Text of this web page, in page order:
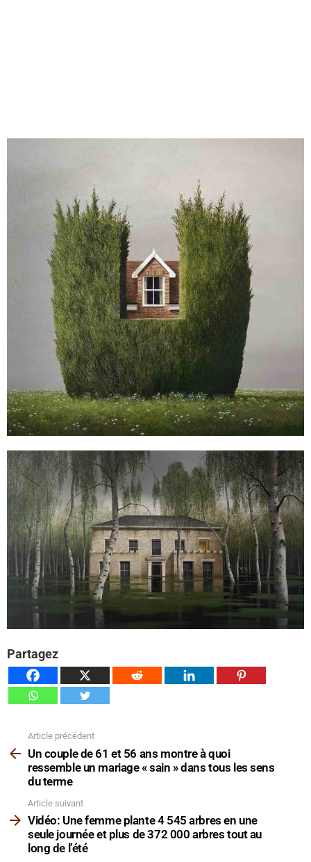
Partagez
plus
Article précédent
Un couple de 61 et 56 ans montre à quoi
ressemble un mariage « sain » dans tous les sens
du terme
Article suivant
Vidéo: Une femme plante 4 545 arbres en une
seule journée et plus de 372 000 arbres tout au
long de l’été